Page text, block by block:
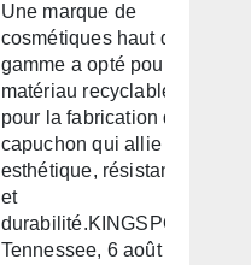
Une marque de
cosmétiques haut de
gamme a opté pour un
matériau recyclable
pour la fabrication d'un
capuchon qui allie
esthétique, résistance
et
durabilité.KINGSPORT,
Tennessee, 6 août